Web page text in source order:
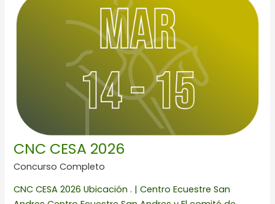
CNC CESA 2026
Concurso Completo
CNC CESA 2026 Ubicación . | Centro Ecuestre San
2026